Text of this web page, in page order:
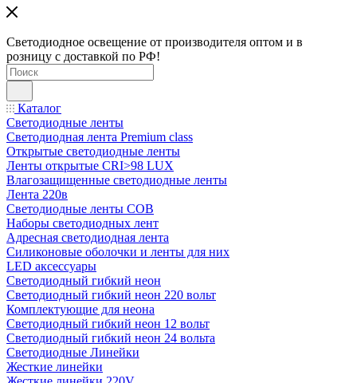
Светодиодное освещение от производителя оптом и в
розницу с доставкой по РФ!
Каталог
Светодиодные ленты
Светодиодная лента Premium class
Открытые светодиодные ленты
Ленты открытые CRI>98 LUX
Влагозащищенные светодиодные ленты
Лента 220в
Светодиодные ленты COB
Наборы светодиодных лент
Адресная светодиодная лента
Силиконовые оболочки и ленты для них
LED аксессуары
Светодиодный гибкий неон
Светодиодный гибкий неон 220 вольт
Комплектующие для неона
Светодиодный гибкий неон 12 вольт
Светодиодный гибкий неон 24 вольта
Светодиодные Линейки
Жесткие линейки